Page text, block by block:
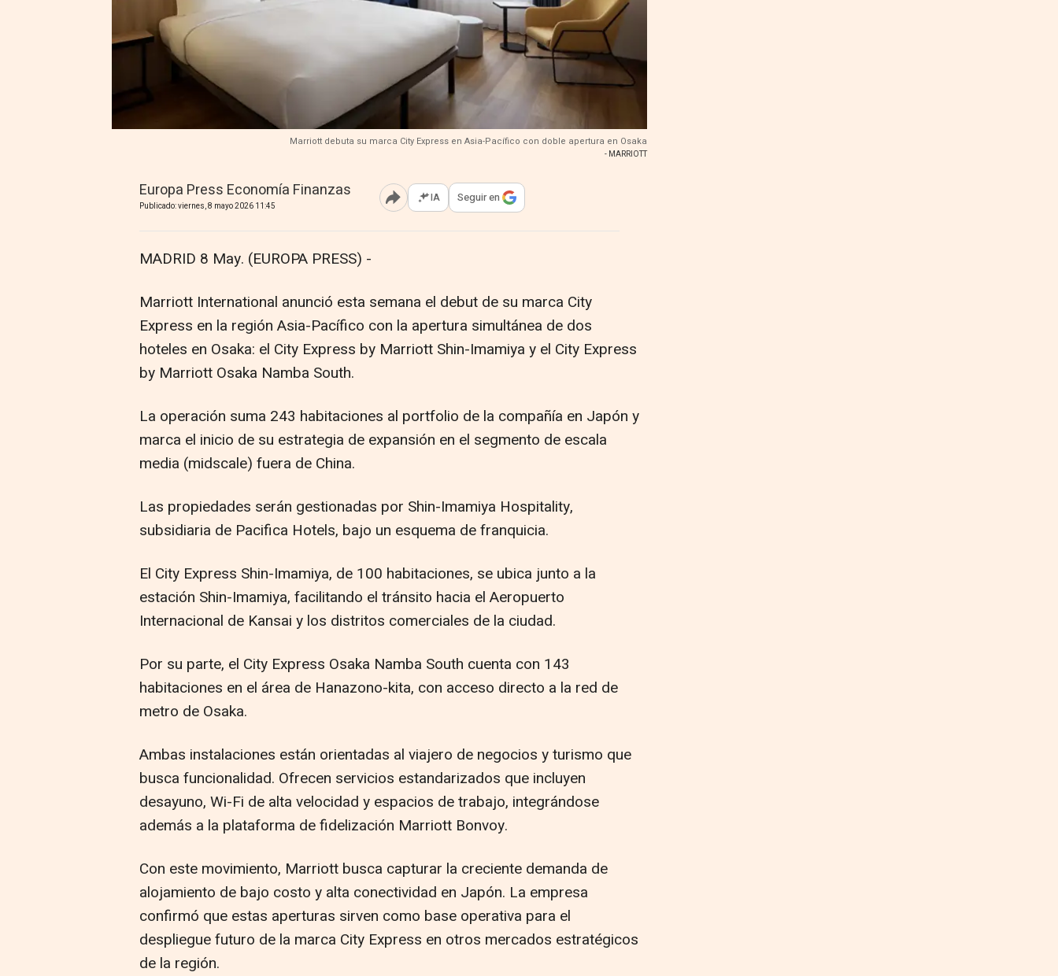
Marriott debuta su marca City Express en Asia-Pacífico con doble apertura en Osaka
- MARRIOTT
Europa Press Economía Finanzas
Publicado: viernes, 8 mayo 2026 11:45 Abrir opciones para compartir
IA Seguir en
MADRID 8 May. (EUROPA PRESS) -
Marriott International anunció esta semana el debut de su marca City
Express en la región Asia-Pacífico con la apertura simultánea de dos
hoteles en Osaka: el City Express by Marriott Shin-Imamiya y el City Express
by Marriott Osaka Namba South.
La operación suma 243 habitaciones al portfolio de la compañía en Japón y
marca el inicio de su estrategia de expansión en el segmento de escala
media (midscale) fuera de China.
Las propiedades serán gestionadas por Shin-Imamiya Hospitality,
subsidiaria de Pacifica Hotels, bajo un esquema de franquicia.
El City Express Shin-Imamiya, de 100 habitaciones, se ubica junto a la
estación Shin-Imamiya, facilitando el tránsito hacia el Aeropuerto
Internacional de Kansai y los distritos comerciales de la ciudad.
Por su parte, el City Express Osaka Namba South cuenta con 143
habitaciones en el área de Hanazono-kita, con acceso directo a la red de
metro de Osaka.
Ambas instalaciones están orientadas al viajero de negocios y turismo que
busca funcionalidad. Ofrecen servicios estandarizados que incluyen
desayuno, Wi-Fi de alta velocidad y espacios de trabajo, integrándose
además a la plataforma de fidelización Marriott Bonvoy.
Con este movimiento, Marriott busca capturar la creciente demanda de
alojamiento de bajo costo y alta conectividad en Japón. La empresa
confirmó que estas aperturas sirven como base operativa para el
despliegue futuro de la marca City Express en otros mercados estratégicos
de la región.